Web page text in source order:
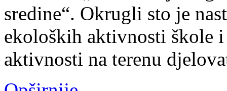
sredine“. Okrugli sto je
ekoloških aktivnosti škole
aktivnosti na terenu